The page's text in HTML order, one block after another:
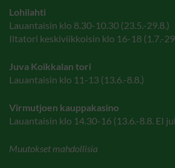
Lohilahti
Lauantaisin klo 8.30-10.30 (23.5.-29.8.)
Iltatori keskiviikkoisin klo 16-18 (1.7.-
Juva Koikkalan tori
Lauantaisin klo 11-13 (13.6.-8.8.)
Virmutjoen kauppakasino
Lauantaisin klo 14.30-16 (13.6.-8.8. EI
Muutokset mahdollisia